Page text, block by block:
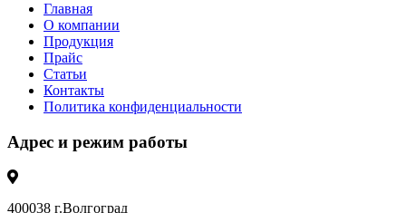
Главная
О компании
Продукция
Прайс
Статьи
Контакты
Политика конфиденциальности
Адрес и режим работы
400038 г.Волгоград